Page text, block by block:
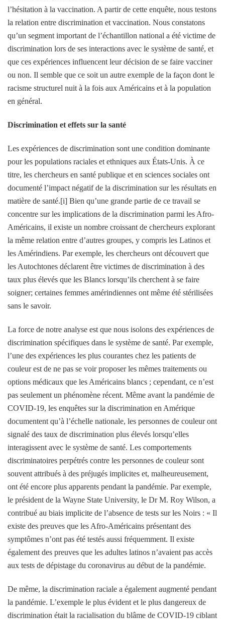
l’hésitation à la vaccination. A partir de cette enquête, nous testons
la relation entre discrimination et vaccination. Nous constatons
qu’un segment important de l’échantillon national a été victime de
discrimination lors de ses interactions avec le système de santé, et
que ces expériences influencent leur décision de se faire vacciner
ou non. Il semble que ce soit un autre exemple de la façon dont le
racisme structurel nuit à la fois aux Américains et à la population
en général.
Discrimination et effets sur la santé
Les expériences de discrimination sont une condition dominante
pour les populations raciales et ethniques aux États-Unis. À ce
titre, les chercheurs en santé publique et en sciences sociales ont
documenté l’impact négatif de la discrimination sur les résultats en
matière de santé.[i] Bien qu’une grande partie de ce travail se
concentre sur les implications de la discrimination parmi les Afro-
Américains, il existe un nombre croissant de chercheurs explorant
la même relation entre d’autres groupes, y compris les Latinos et
les Amérindiens. Par exemple, les chercheurs ont découvert que
les Autochtones déclarent être victimes de discrimination à des
taux plus élevés que les Blancs lorsqu’ils cherchent à se faire
soigner; certaines femmes amérindiennes ont même été stérilisées
sans le savoir.
La force de notre analyse est que nous isolons des expériences de
discrimination spécifiques dans le système de santé. Par exemple,
l’une des expériences les plus courantes chez les patients de
couleur est de ne pas se voir proposer les mêmes traitements ou
options médicaux que les Américains blancs ; cependant, ce n’est
pas seulement un phénomène récent. Même avant la pandémie de
COVID-19, les enquêtes sur la discrimination en Amérique
documentent qu’à l’échelle nationale, les personnes de couleur ont
signalé des taux de discrimination plus élevés lorsqu’elles
interagissent avec le système de santé. Les comportements
discriminatoires perpétrés contre les personnes de couleur sont
souvent attribués à des préjugés implicites et, malheureusement,
ont été encore plus apparents pendant la pandémie. Par exemple,
le président de la Wayne State University, le Dr M. Roy Wilson, a
contribué au biais implicite de l’absence de tests sur les Noirs : « Il
existe des preuves que les Afro-Américains présentant des
symptômes n’ont pas été testés aussi fréquemment. Il existe
également des preuves que les adultes latinos n’avaient pas accès
aux tests de dépistage du coronavirus au début de la pandémie.
De même, la discrimination raciale a également augmenté pendant
la pandémie. L’exemple le plus évident et le plus dangereux de
discrimination était la racialisation du blâme de COVID-19 ciblant